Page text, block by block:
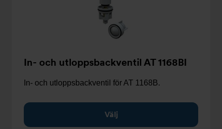
In- och utloppsbackventil AT 1168BI
In- och utloppsbackventil för AT 1168B.
Välj